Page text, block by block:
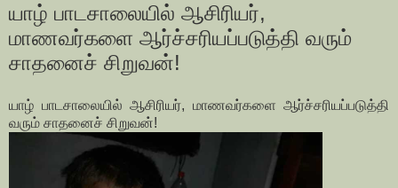
யாழ் பாடசாலையில் ஆசிரியர்,
மாணவர்களை ஆர்ச்சரியப்படுத்தி வரும்
சாதனைச் சிறுவன்!
யாழ் பாடசாலையில் ஆசிரியர், மாணவர்களை ஆர்ச்சரியப்படுத்தி
வரும் சாதனைச் சிறுவன்!